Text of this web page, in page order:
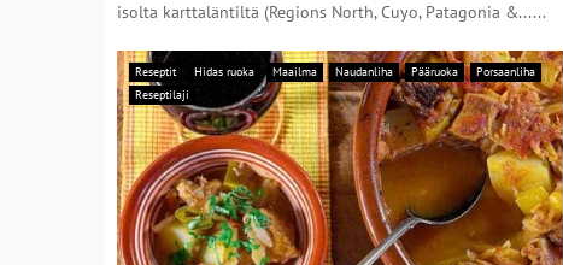
isolta karttaläntiltä (Regions North, Cuyo, Patagonia &......
Reseptit Hidas ruoka Maailma Naudanliha Pääruoka
Porsaanliha
Reseptilaji